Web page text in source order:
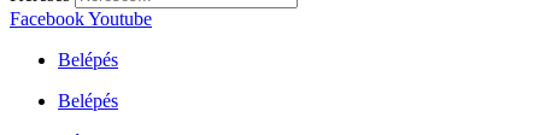
FacebookYoutube
Belépés
Belépés